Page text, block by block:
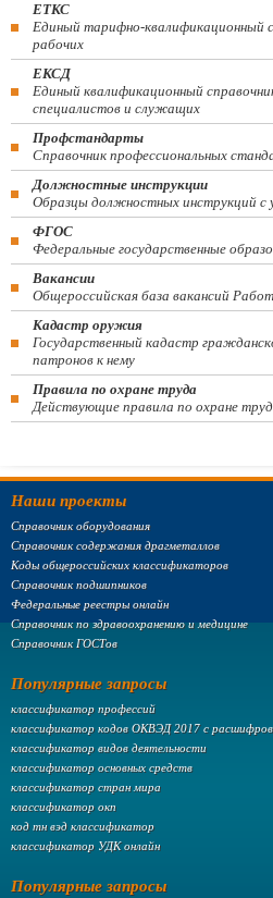
ЕТКС
Единый тарифно-квалификационный
рабочих
ЕКСД
Единый квалификационный
специалистов и служащих
Профстандарты
Справочник профессиональных
Должностные инструкции
Образцы должностных инструкций
ФГОС
Федеральные государственные
Вакансии
Общероссийская база вакансий
Кадастр оружия
Государственный кадастр
патронов к нему
Правила по охране труда
Действующие правила по охране
Наши проекты
Справочник оборудования
Справочник содержания драгметаллов
Коды общероссийских классификаторов
Справочник подшипников
Федеральные реестры онлайн
Справочник по здравоохранению и медицине
Справочник ГОСТов
Популярные запросы
классификатор профессий
классификатор кодов ОКВЭД 2017 с
классификатор видов деятельности
классификатор основных средств
классификатор стран мира
классификатор окп
код тн вэд классификатор
классификатор УДК онлайн
Популярные запросы